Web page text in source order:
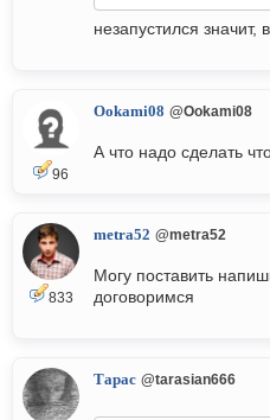
незапустился значит,
96
Ookami08 @Ookami08
А что надо сделать
833
metra52 @metra52
Могу поставить
договоримся
Тарас @tarasian666